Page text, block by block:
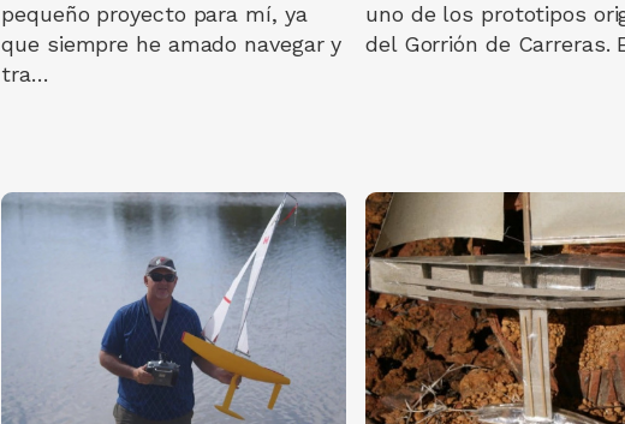
pequeño proyecto para mí, ya
que siempre he amado navegar y
tra…
uno de los prototipos
del Gorrión de Carreras.